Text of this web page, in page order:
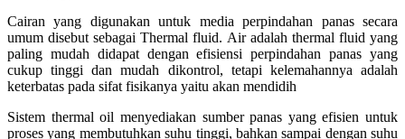
Cairan yang digunakan untuk media perpindahan panas secara
umum disebut sebagai Thermal fluid. Air adalah thermal fluid yang
paling mudah didapat dengan efisiensi perpindahan panas yang
cukup tinggi dan mudah dikontrol, tetapi kelemahannya adalah
keterbatas pada sifat fisikanya yaitu akan mendidih
Sistem thermal oil menyediakan sumber panas yang efisien untuk
proses yang membutuhkan suhu tinggi, bahkan sampai dengan suhu